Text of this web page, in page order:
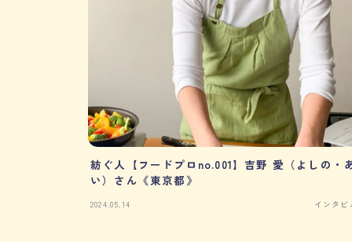
紡ぐ人【フードプロno.001】吉野 愛（よしの・
い）さん《東京都》
2024.05.14 インタビ